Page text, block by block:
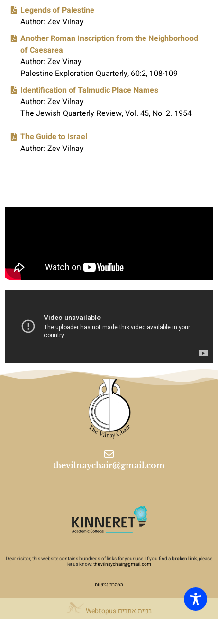
Legends of Palestine
Author: Zev Vilnay
Another Roman Inscription from the Neighborhood
of Caesarea
Author: Zev Vinay
Palestine Exploration Quarterly, 60:2, 108-109
Identification of Talmudic Place Names
Author: Zev Vilnay
The Jewish Quarterly Review, Vol. 45, No. 2. 1954
The Guide to Israel
Author: Zev Vilnay
thevilnaychair@gmail.com
Dear visitor, this website contains hundreds of links for your use. If you find abroken link, please
let us know:thevilnaychair@gmail.com
הצהרת נגישות
Webtopus בניית אתרים